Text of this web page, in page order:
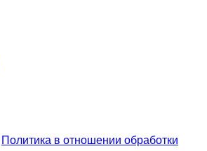
Политика в отношении обработки